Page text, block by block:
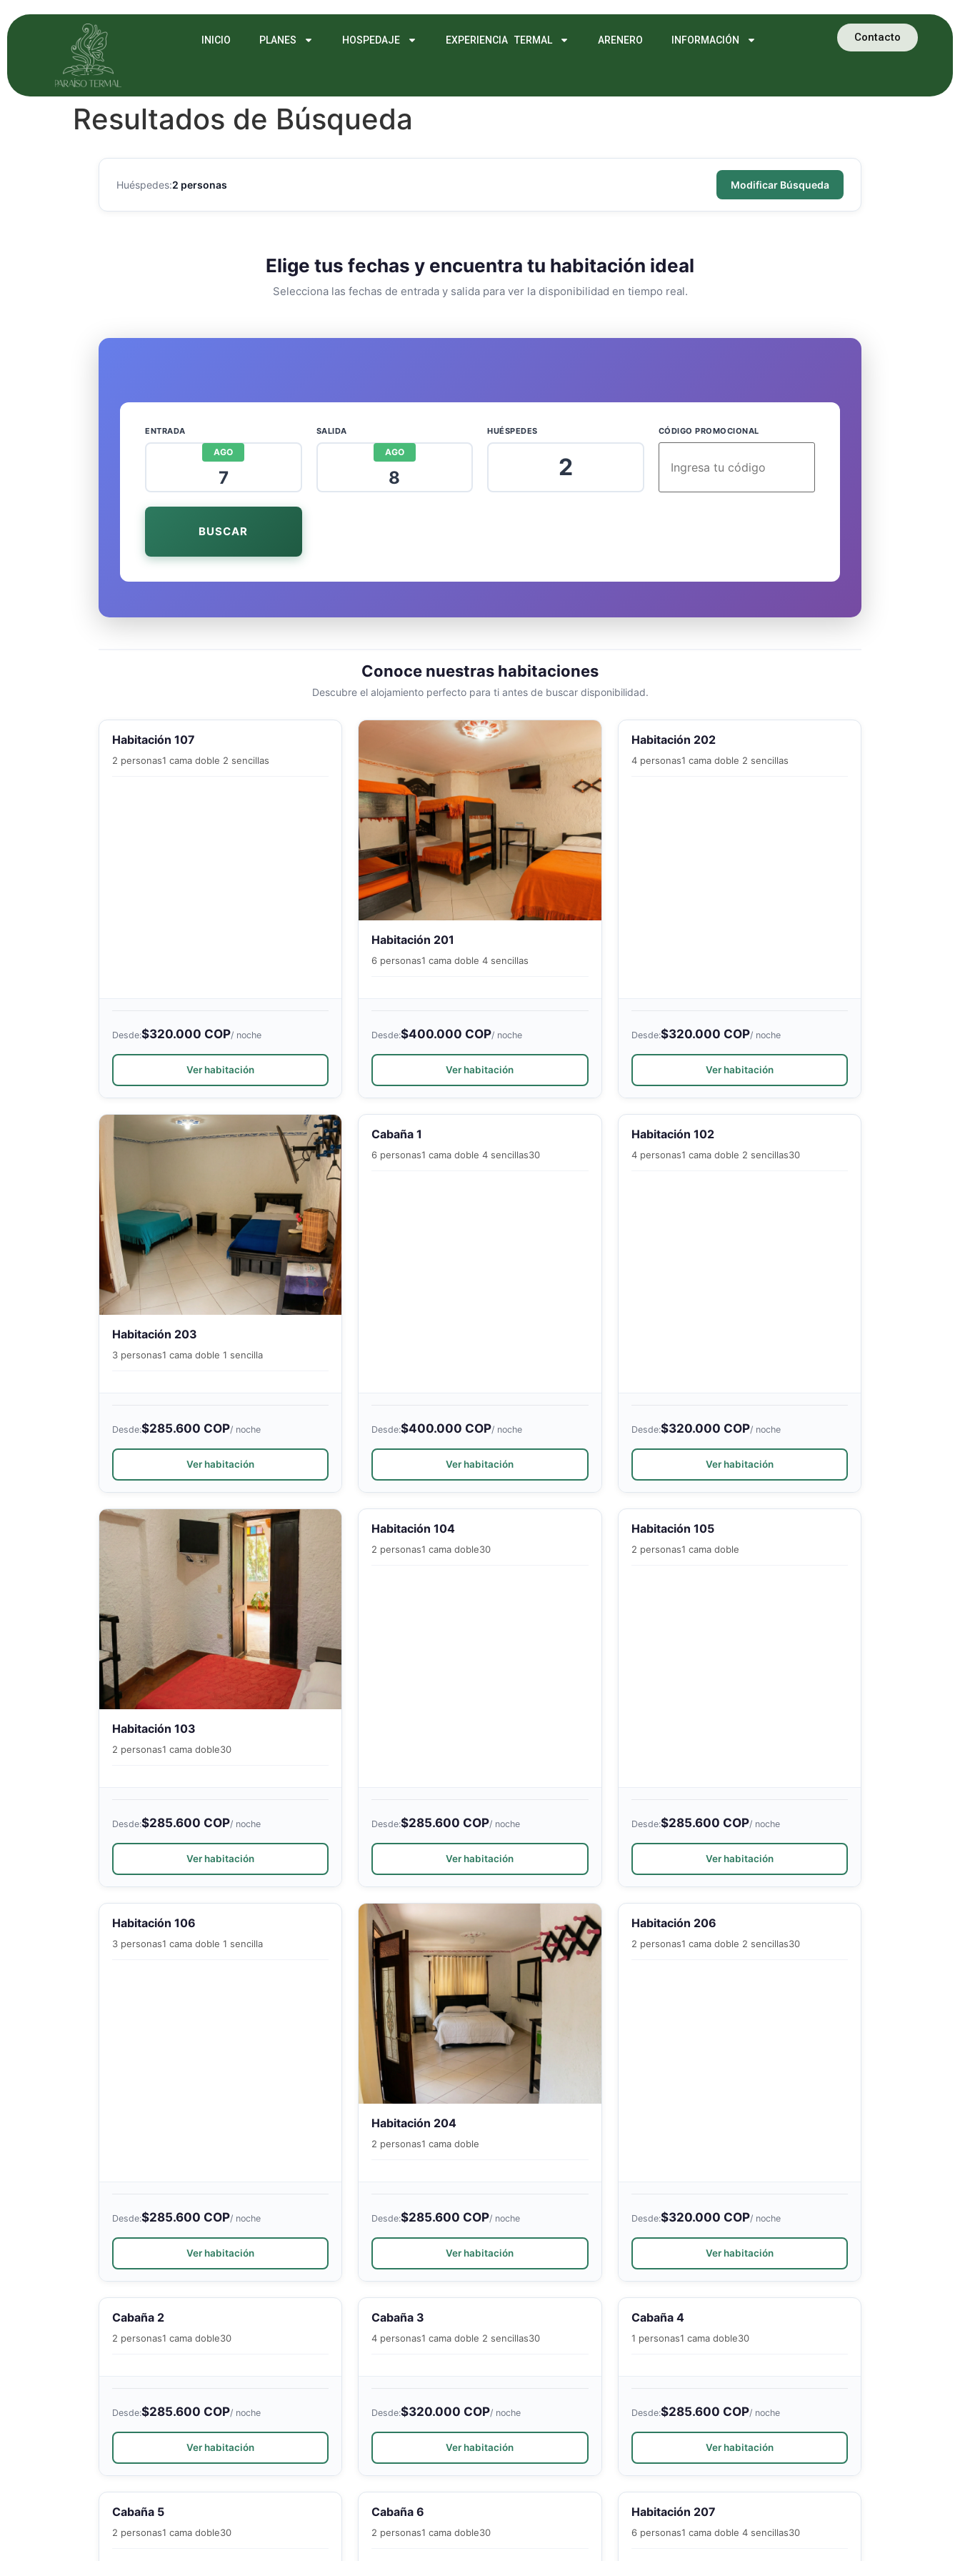
INICIO PLANES HOSPEDAJE EXPERIENCIA TERMAL ARENERO INFORMACIÓN Contacto
Resultados de Búsqueda
Huéspedes:2 personas Modificar Búsqueda
Elige tus fechas y encuentra tu habitación ideal
Selecciona las fechas de entrada y salida para ver la disponibilidad en tiempo real.
ENTRADA
AGO
7
SALIDA
AGO
8
HUÉSPEDES
2
CÓDIGO PROMOCIONAL
BUSCAR
Conoce nuestras habitaciones
Descubre el alojamiento perfecto para ti antes de buscar disponibilidad.
Habitación 107
2 personas1 cama doble 2 sencillas
Desde:$320.000 COP/ noche
Ver habitación
Habitación 201
6 personas1 cama doble 4 sencillas
Desde:$400.000 COP/ noche
Ver habitación
Habitación 202
4 personas1 cama doble 2 sencillas
Desde:$320.000 COP/ noche
Ver habitación
Habitación 203
3 personas1 cama doble 1 sencilla
Desde:$285.600 COP/ noche
Ver habitación
Cabaña 1
6 personas1 cama doble 4 sencillas30
Desde:$400.000 COP/ noche
Ver habitación
Habitación 102
4 personas1 cama doble 2 sencillas30
Desde:$320.000 COP/ noche
Ver habitación
Habitación 103
2 personas1 cama doble30
Desde:$285.600 COP/ noche
Ver habitación
Habitación 104
2 personas1 cama doble30
Desde:$285.600 COP/ noche
Ver habitación
Habitación 105
2 personas1 cama doble
Desde:$285.600 COP/ noche
Ver habitación
Habitación 106
3 personas1 cama doble 1 sencilla
Desde:$285.600 COP/ noche
Ver habitación
Habitación 204
2 personas1 cama doble
Desde:$285.600 COP/ noche
Ver habitación
Habitación 206
2 personas1 cama doble 2 sencillas30
Desde:$320.000 COP/ noche
Ver habitación
Cabaña 2
2 personas1 cama doble30
Desde:$285.600 COP/ noche
Ver habitación
Cabaña 3
4 personas1 cama doble 2 sencillas30
Desde:$320.000 COP/ noche
Ver habitación
Cabaña 4
1 personas1 cama doble30
Desde:$285.600 COP/ noche
Ver habitación
Cabaña 5
2 personas1 cama doble30
Cabaña 6
2 personas1 cama doble30
Habitación 207
6 personas1 cama doble 4 sencillas30